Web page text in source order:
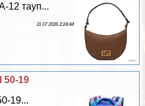
12 тауп...
31 07 2026 2:24:44
50-19
19...